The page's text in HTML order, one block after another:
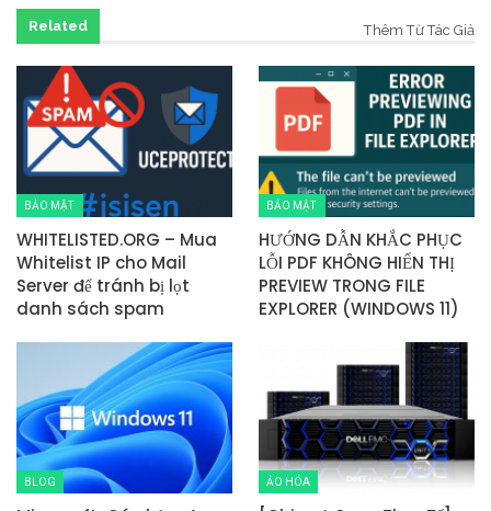
Related Thêm Từ Tác Giả
BẢO MẬT
WHITELISTED.ORG – Mua
Whitelist IP cho Mail
Server để tránh bị lọt
danh sách spam
BẢO MẬT
HƯỚNG DẪN KHẮC PHỤC
LỖI PDF KHÔNG HIỂN THỊ
PREVIEW TRONG FILE
EXPLORER (WINDOWS 11)
BLOG ẢO HÓA